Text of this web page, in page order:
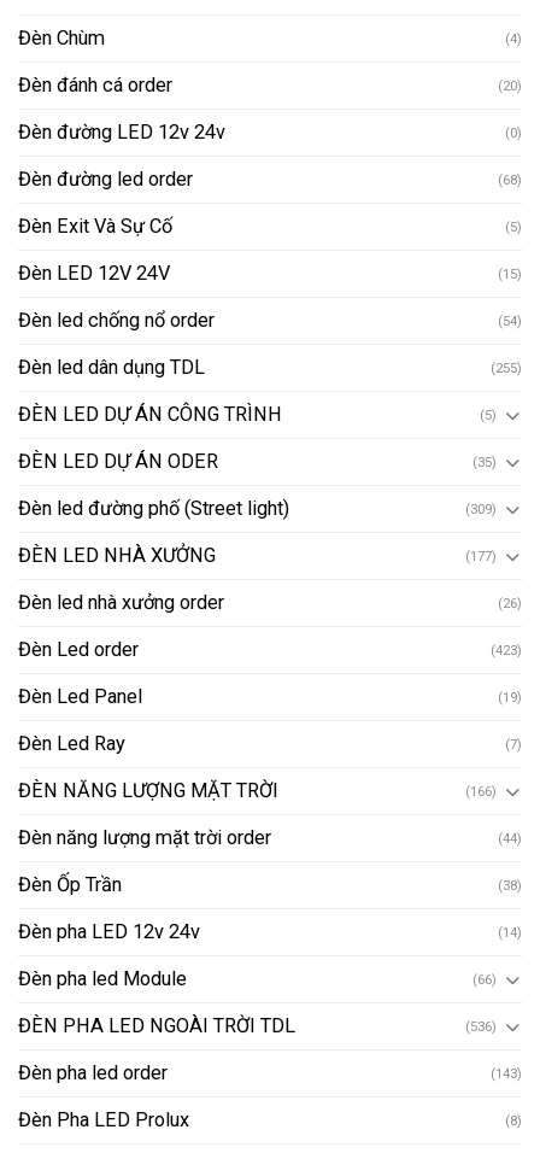
Đèn Chùm (4)
Đèn đánh cá order (20)
Đèn đường LED 12v 24v (0)
Đèn đường led order (68)
Đèn Exit Và Sự Cố (5)
Đèn LED 12V 24V (15)
Đèn led chống nổ order (54)
Đèn led dân dụng TDL (255)
ĐÈN LED DỰ ÁN CÔNG TRÌNH (5)
ĐÈN LED DỰ ÁN ODER (35)
Đèn led đường phố (Street light) (309)
ĐÈN LED NHÀ XƯỞNG (177)
Đèn led nhà xưởng order (26)
Đèn Led order (423)
Đèn Led Panel (19)
Đèn Led Ray (7)
ĐÈN NĂNG LƯỢNG MẶT TRỜI (166)
Đèn năng lượng mặt trời order (44)
Đèn Ốp Trần (38)
Đèn pha LED 12v 24v (14)
Đèn pha led Module (66)
ĐÈN PHA LED NGOÀI TRỜI TDL (536)
Đèn pha led order (143)
Đèn Pha LED Prolux (8)